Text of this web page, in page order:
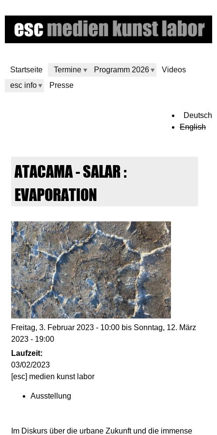
zum
Inhalt
Startseite Termine Programm 2026
Videos
esc info
Presse
m
d
e
n
k
u
n
Deutsch
English
ATACAMA - SALAR :
EVAPORATION
Freitag, 3. Februar 2023 - 10:00 bis Sonntag, 12. März
2023 - 19:00
Laufzeit:
03/02/2023
[esc] medien kunst labor
Ausstellung
Im Diskurs über die urbane Zukunft und die immense